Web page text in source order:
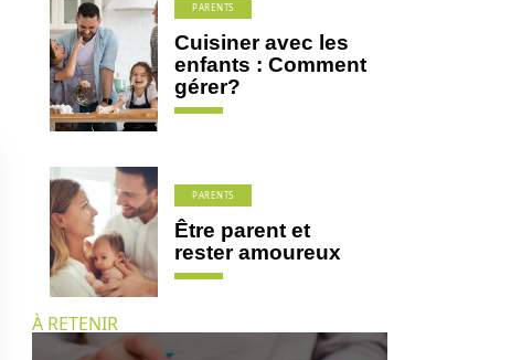
PARENTS
Cuisiner avec les
enfants : Comment
gérer?
PARENTS
Être parent et
rester amoureux
À RETENIR